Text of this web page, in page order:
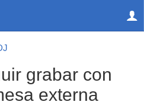
grabar con
externa